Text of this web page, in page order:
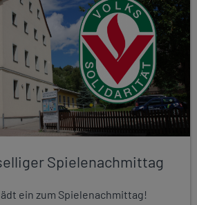
Spielenachmittag
ein zum Spielenachmittag!